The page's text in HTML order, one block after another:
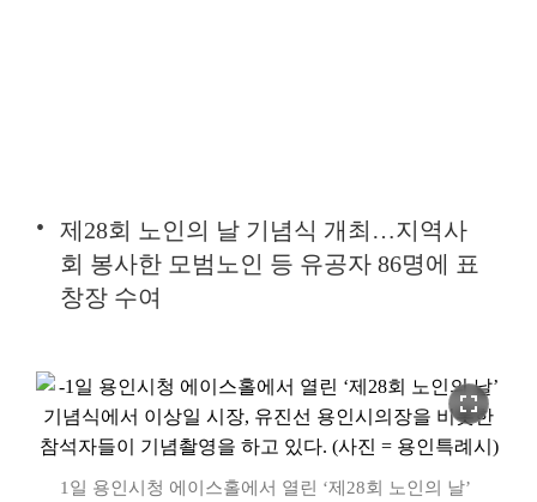
제28회 노인의 날 기념식 개최…지역사
회 봉사한 모범노인 등 유공자 86명에 표
창장 수여
fullscreen
1일 용인시청 에이스홀에서 열린 ‘제28회 노인의 날’